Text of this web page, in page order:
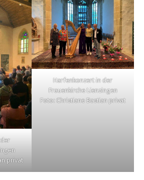
privat
Harfenkonzert in der
Frauenkirche Lienzingen
Foto: Christiane Bastian privat